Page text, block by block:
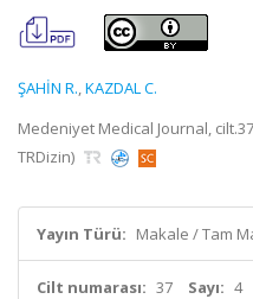
ŞAHİN R.,KAZDAL C.
Medeniyet Medical Journal,
TRDizin)
Yayın Türü: Makale / Tam
Cilt numarası: 37 Sayı: 4